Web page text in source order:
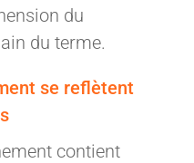
du
du terme.
se reflètent
contient